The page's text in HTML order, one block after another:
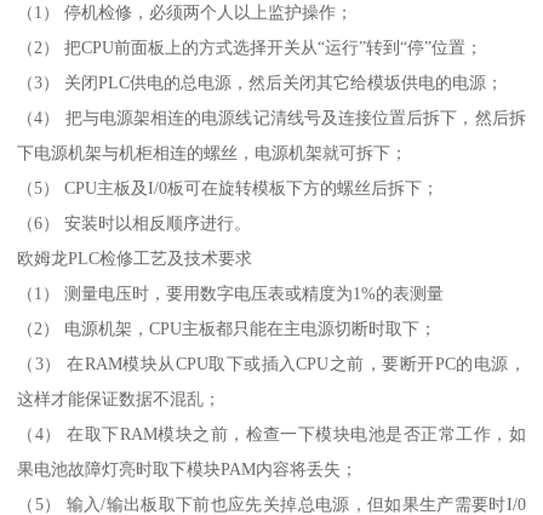
（1） 停机检修，必须两个人以上监护操作；
（2） 把CPU前面板上的方式选择开关从“运行”转到“停”位置；
（3） 关闭PLC供电的总电源，然后关闭其它给模坂供电的电源；
（4） 把与电源架相连的电源线记清线号及连接位置后拆下，然后拆
下电源机架与机柜相连的螺丝，电源机架就可拆下；
（5） CPU主板及I/0板可在旋转模板下方的螺丝后拆下；
（6） 安装时以相反顺序进行。
欧姆龙PLC检修工艺及技术要求
（1） 测量电压时，要用数字电压表或精度为1%的表测量
（2） 电源机架，CPU主板都只能在主电源切断时取下；
（3） 在RAM模块从CPU取下或插入CPU之前，要断开PC的电源，
这样才能保证数据不混乱；
（4） 在取下RAM模块之前，检查一下模块电池是否正常工作，如
果电池故障灯亮时取下模块PAM内容将丢失；
（5） 输入/输出板取下前也应先关掉总电源，但如果生产需要时I/0